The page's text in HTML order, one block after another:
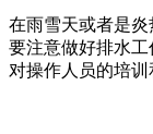
在雨雪天或者是
要注意做好排水
对操作人员的培训